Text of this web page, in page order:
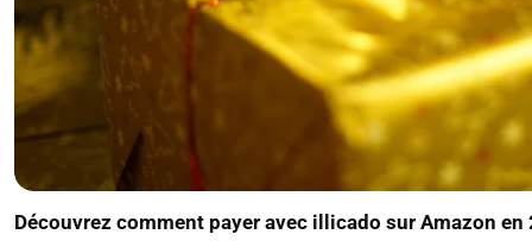
Découvrez comment payer avec illicado sur Amazon